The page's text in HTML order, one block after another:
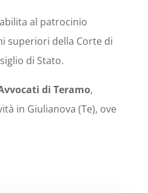
al patrocinio
superiori della Corte di
di Stato.
di Teramo,
in Giulianova (Te), ove